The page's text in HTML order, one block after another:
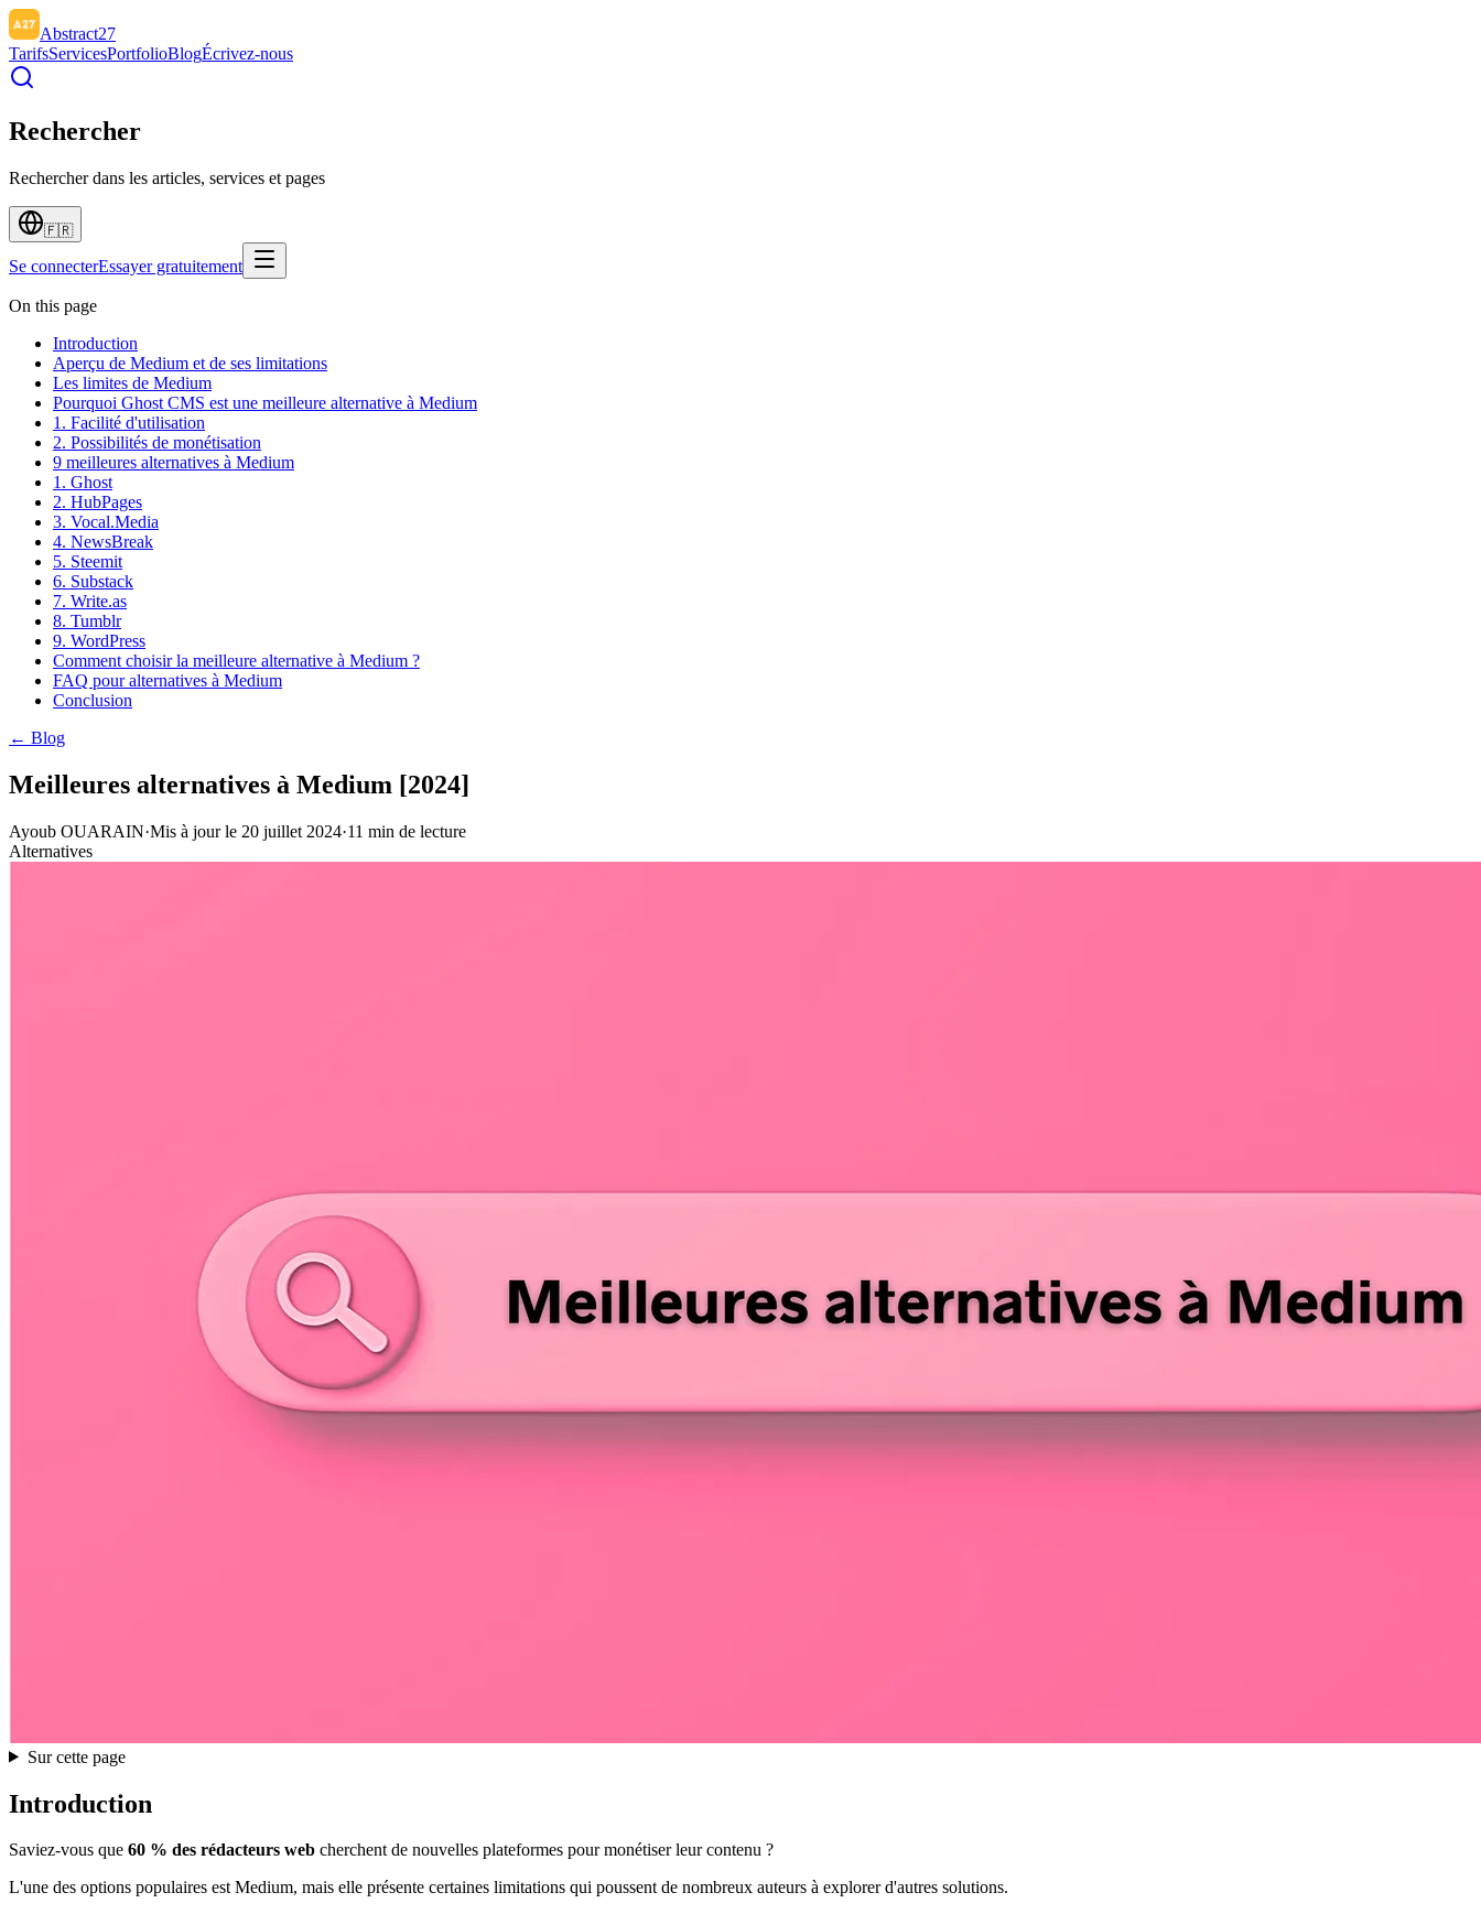
Abstract27
TarifsServicesPortfolioBlogÉcrivez-nous
Rechercher
Rechercher dans les articles, services et pages
🇫🇷
Se connecterEssayer gratuitement
On this page
Introduction
Aperçu de Medium et de ses limitations
Les limites de Medium
Pourquoi Ghost CMS est une meilleure alternative à Medium
1. Facilité d'utilisation
2. Possibilités de monétisation
9 meilleures alternatives à Medium
1. Ghost
2. HubPages
3. Vocal.Media
4. NewsBreak
5. Steemit
6. Substack
7. Write.as
8. Tumblr
9. WordPress
Comment choisir la meilleure alternative à Medium ?
FAQ pour alternatives à Medium
Conclusion
← Blog
Meilleures alternatives à Medium [2024]
Ayoub OUARAIN·Mis à jour le 20 juillet 2024·11 min de lecture
Alternatives
Sur cette page
Introduction
Saviez-vous que 60 % des rédacteurs web cherchent de nouvelles plateformes pour monétiser leur contenu ?
L'une des options populaires est Medium, mais elle présente certaines limitations qui poussent de nombreux auteurs à explorer d'autres solutions.